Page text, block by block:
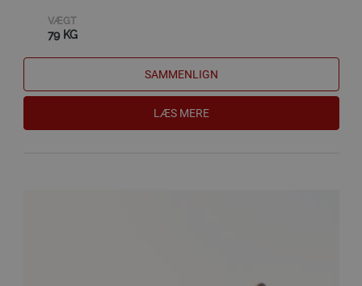
VÆGT
79 KG
SAMMENLIGN
LÆS MERE